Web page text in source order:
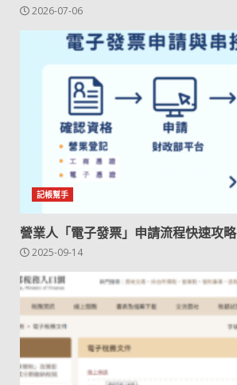
2026-07-06
記帳幫手
營業人「電子發票」申請流程快速攻略
2025-09-14